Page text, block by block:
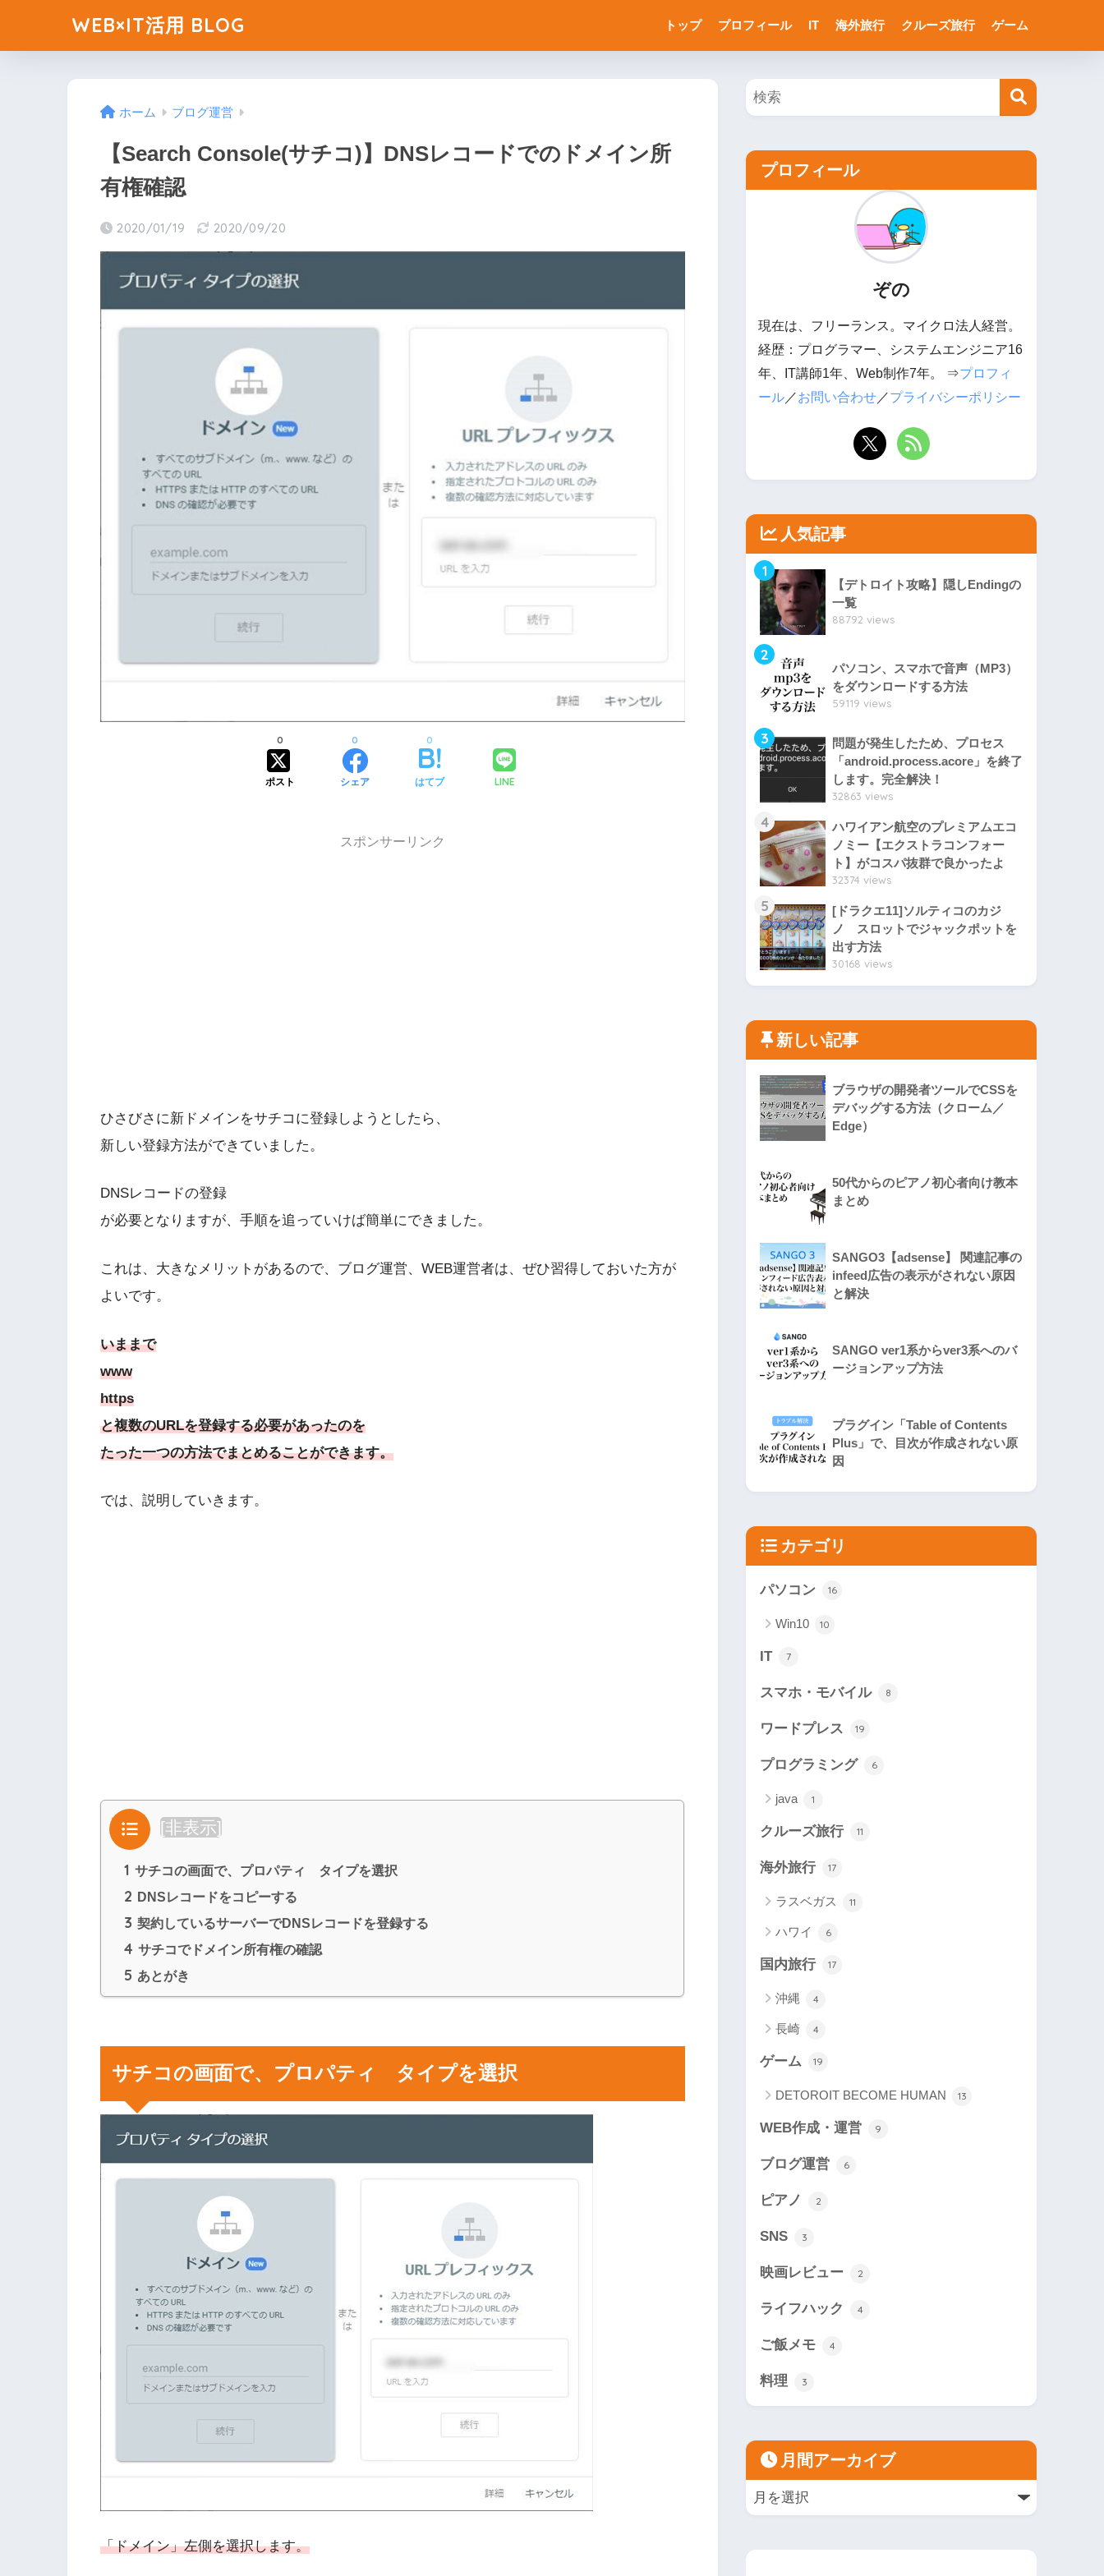
WEB×IT活用 BLOG トップ プロフィール IT 海外旅行 クルーズ旅行 ゲーム
ホーム ブログ運営
【Search Console(サチコ)】DNSレコードでのドメイン所
有権確認
2020/01/19 2020/09/20
ポスト
0
シェア
0
はてブ
0
LINE
スポンサーリンク
ひさびさに新ドメインをサチコに登録しようとしたら、
新しい登録方法ができていました。
DNSレコードの登録
が必要となりますが、手順を追っていけば簡単にできました。
これは、大きなメリットがあるので、ブログ運営、WEB運営者は、ぜひ習得しておいた方が
よいです。
いままで
www
https
と複数のURLを登録する必要があったのを
たった一つの方法でまとめることができます。
では、説明していきます。
目次 [非表示]
1 サチコの画面で、プロパティ タイプを選択
2 DNSレコードをコピーする
3 契約しているサーバーでDNSレコードを登録する
4 サチコでドメイン所有権の確認
5 あとがき
サチコの画面で、プロパティ タイプを選択
「ドメイン」左側を選択します。
プロフィール
ぞの
現在は、フリーランス。マイクロ法人経営。
経歴：プログラマー、システムエンジニア16
年、IT講師1年、Web制作7年。 ⇒プロフィ
ール ／お問い合わせ ／プライバシーポリシー
人気記事
1
【デトロイト攻略】隠しEndingの
一覧
88792 views
2
パソコン、スマホで音声（MP3）
をダウンロードする方法
59119 views
3
問題が発生したため、プロセス
「android.process.acore」を終了
します。完全解決！
32863 views
4
ハワイアン航空のプレミアムエコ
ノミー【エクストラコンフォー
ト】がコスパ抜群で良かったよ
32374 views
5
[ドラクエ11]ソルティコのカジ
ノ スロットでジャックポットを
出す方法
30168 views
新しい記事
ブラウザの開発者ツールでCSSを
デバッグする方法（クローム／
Edge）
50代からのピアノ初心者向け教本
まとめ
SANGO3【adsense】 関連記事の
infeed広告の表示がされない原因
と解決
SANGO ver1系からver3系へのバ
ージョンアップ方法
プラグイン「Table of Contents
Plus」で、目次が作成されない原
因
カテゴリ
パソコン 16
Win10 10
IT 7
スマホ・モバイル 8
ワードプレス 19
プログラミング 6
java 1
クルーズ旅行 11
海外旅行 17
ラスベガス 11
ハワイ 6
国内旅行 17
沖縄 4
長崎 4
ゲーム 19
DETOROIT BECOME HUMAN 13
WEB作成・運営 9
ブログ運営 6
ピアノ 2
SNS 3
映画レビュー 2
ライフハック 4
ご飯メモ 4
料理 3
月間アーカイブ